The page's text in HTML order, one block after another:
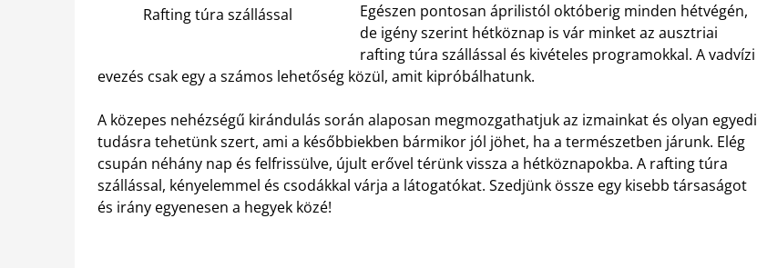
Rafting túra szállással
Egészen pontosan áprilistól októberig minden hétvégén,
de igény szerint hétköznap is vár minket az ausztriai
rafting túra szállással és kivételes programokkal. A vadvízi
evezés csak egy a számos lehetőség közül, amit kipróbálhatunk.
A közepes nehézségű kirándulás során alaposan megmozgathatjuk az izmainkat és olyan egyedi
tudásra tehetünk szert, ami a későbbiekben bármikor jól jöhet, ha a természetben járunk. Elég
csupán néhány nap és felfrissülve, újult erővel térünk vissza a hétköznapokba. A rafting túra
szállással, kényelemmel és csodákkal várja a látogatókat. Szedjünk össze egy kisebb társaságot
és irány egyenesen a hegyek közé!